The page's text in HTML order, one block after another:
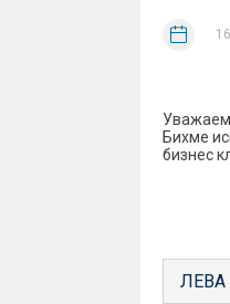
Бихме
бизнес